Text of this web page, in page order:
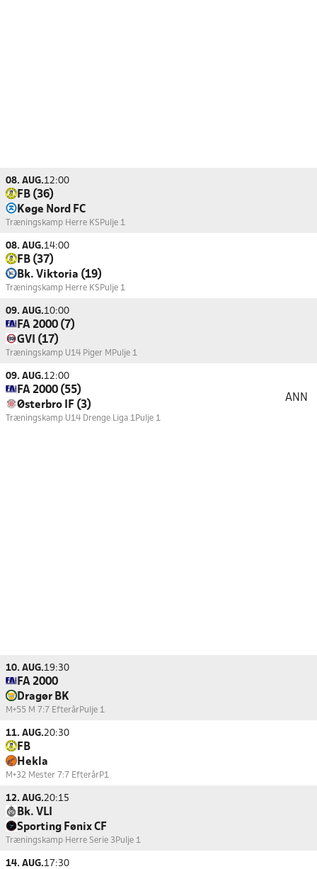
08. AUG.12:00
FB (36)
Køge Nord FC
Træningskamp Herre KS Pulje 1
08. AUG.14:00
FB (37)
Bk. Viktoria (19)
Træningskamp Herre KS Pulje 1
09. AUG.10:00
FA 2000 (7)
GVI (17)
Træningskamp U14 Piger M Pulje 1
09. AUG.12:00
FA 2000 (55)
Østerbro IF (3)
ANN
Træningskamp U14 Drenge Liga 1 Pulje 1
10. AUG.19:30
FA 2000
Dragør BK
M+55 M 7:7 EfterårPulje 1
11. AUG.20:30
FB
Hekla
M+32 Mester 7:7 EfterårP1
12. AUG.20:15
Bk. VLI
Sporting Fønix CF
Træningskamp Herre Serie 3 Pulje 1
14. AUG.17:30